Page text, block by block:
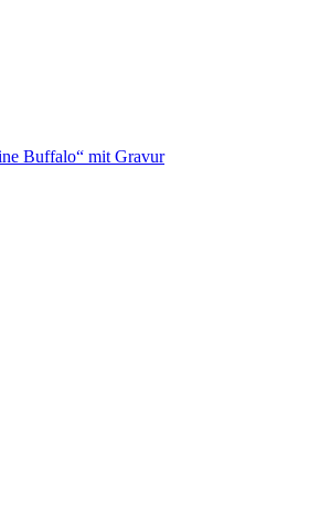
Buffalo“ mit Gravur